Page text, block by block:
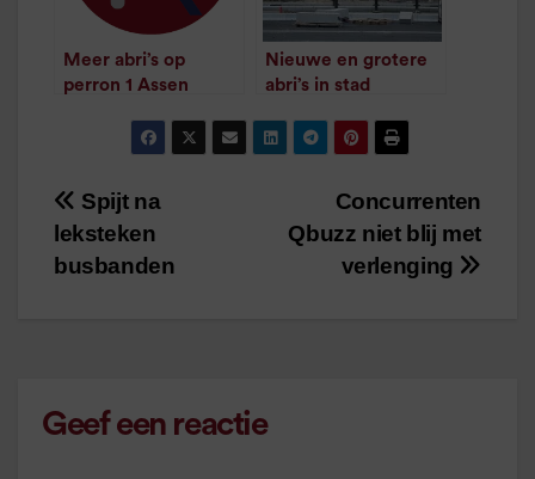
Meer abri’s op
perron 1 Assen
Nieuwe en grotere
abri’s in stad
/ minuut leestijd
Bericht
navigatie
Concurrenten
Qbuzz niet blij met
verlenging
Spijt na
leksteken
busbanden
Geef een reactie